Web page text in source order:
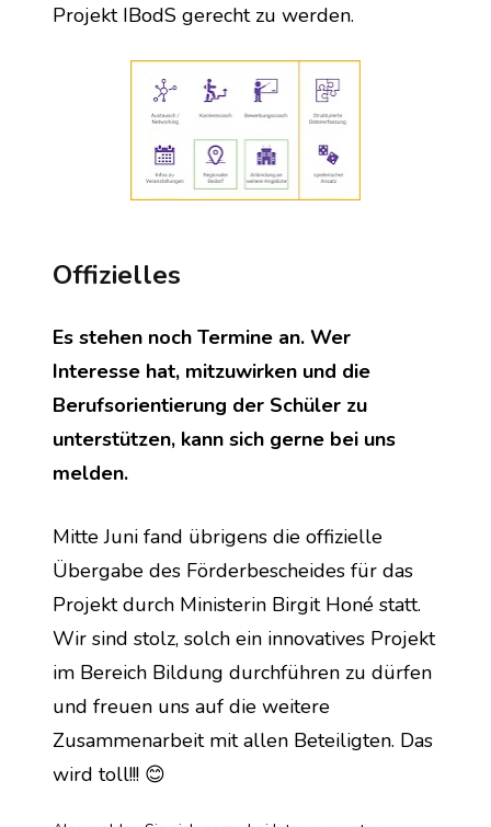
Projekt IBodS gerecht zu werden.
Offizielles
Es stehen noch Termine an. Wer
Interesse hat, mitzuwirken und die
Berufsorientierung der Schüler zu
unterstützen, kann sich gerne bei uns
melden.
Mitte Juni fand übrigens die offizielle
Übergabe des Förderbescheides für das
Projekt durch Ministerin Birgit Honé statt.
Wir sind stolz, solch ein innovatives Projekt
im Bereich Bildung durchführen zu dürfen
und freuen uns auf die weitere
Zusammenarbeit mit allen Beteiligten. Das
wird toll!!! 😊